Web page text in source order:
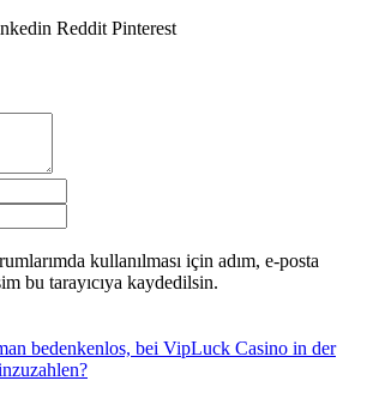
Reddit Pinterest
kullanılması için adım, e-posta
bu tarayıcıya kaydedilsin.
bedenkenlos, bei VipLuck Casino in der